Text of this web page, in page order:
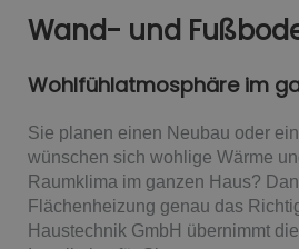
Wand- und
Wohlfühlatmosphäre im
Sie planen einen Neubau oder
wünschen sich wohlige Wärme
Raumklima im ganzen Haus?
Flächenheizung genau das
Haustechnik GmbH übernimmt